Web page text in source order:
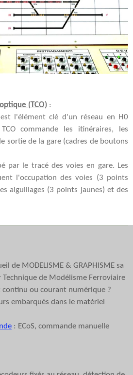
(TCO) :
l'élément clé d'un réseau en H0
commande les itinéraires, les
sortie de la gare (cadres de boutons
par le tracé des voies en gare. Les
l'occupation des voies (3 points
aiguillages (3 points jaunes) et des
de MODELISME & GRAPHISME sa
Technique de Modélisme Ferroviaire
continu ou courant numérique ?
embarqués dans le matériel
: ECoS, commande manuelle